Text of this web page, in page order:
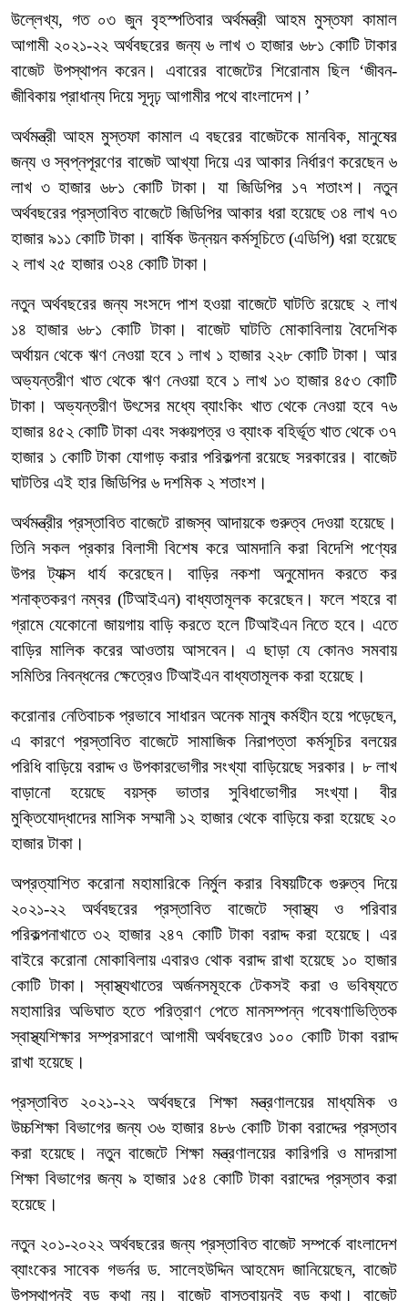
উল্লেখ্য, গত ০৩ জুন বৃহস্পতিবার অর্থমন্ত্রী আহম মুস্তফা কামাল
আগামী ২০২১-২২ অর্থবছরের জন্য ৬ লাখ ৩ হাজার ৬৮১ কোটি টাকার
বাজেট উপস্থাপন করেন। এবারের বাজেটের শিরোনাম ছিল ‘জীবন-
জীবিকায় প্রাধান্য দিয়ে সূদৃঢ় আগামীর পথে বাংলাদেশ।’
অর্থমন্ত্রী আহম মুস্তফা কামাল এ বছরের বাজেটকে মানবিক, মানুষের
জন্য ও স্বপ্নপূরণের বাজেট আখ্যা দিয়ে এর আকার নির্ধারণ করেছেন ৬
লাখ ৩ হাজার ৬৮১ কোটি টাকা। যা জিডিপির ১৭ শতাংশ। নতুন
অর্থবছরের প্রস্তাবিত বাজেটে জিডিপির আকার ধরা হয়েছে ৩৪ লাখ ৭৩
হাজার ৯১১ কোটি টাকা। বার্ষিক উন্নয়ন কর্মসূচিতে (এডিপি) ধরা হয়েছে
২ লাখ ২৫ হাজার ৩২৪ কোটি টাকা।
নতুন অর্থবছরের জন্য সংসদে পাশ হওয়া বাজেটে ঘাটতি রয়েছে ২ লাখ
১৪ হাজার ৬৮১ কোটি টাকা। বাজেট ঘাটতি মোকাবিলায় বৈদেশিক
অর্থায়ন থেকে ঋণ নেওয়া হবে ১ লাখ ১ হাজার ২২৮ কোটি টাকা। আর
অভ্যন্তরীণ খাত থেকে ঋণ নেওয়া হবে ১ লাখ ১৩ হাজার ৪৫৩ কোটি
টাকা। অভ্যন্তরীণ উৎসের মধ্যে ব্যাংকিং খাত থেকে নেওয়া হবে ৭৬
হাজার ৪৫২ কোটি টাকা এবং সঞ্চয়পত্র ও ব্যাংক বহির্ভূত খাত থেকে ৩৭
হাজার ১ কোটি টাকা যোগাড় করার পরিকল্পনা রয়েছে সরকারের। বাজেট
ঘাটতির এই হার জিডিপির ৬ দশমিক ২ শতাংশ।
অর্থমন্ত্রীর প্রস্তাবিত বাজেটে রাজস্ব আদায়কে গুরুত্ব দেওয়া হয়েছে।
তিনি সকল প্রকার বিলাসী বিশেষ করে আমদানি করা বিদেশি পণ্যের
উপর ট্যাক্স ধার্য করেছেন। বাড়ির নকশা অনুমোদন করতে কর
শনাক্তকরণ নম্বর (টিআইএন) বাধ্যতামূলক করেছেন। ফলে শহরে বা
গ্রামে যেকোনো জায়গায় বাড়ি করতে হলে টিআইএন নিতে হবে। এতে
বাড়ির মালিক করের আওতায় আসবেন। এ ছাড়া যে কোনও সমবায়
সমিতির নিবন্ধনের ক্ষেত্রেও টিআইএন বাধ্যতামূলক করা হয়েছে।
করোনার নেতিবাচক প্রভাবে সাধারন অনেক মানুষ কর্মহীন হয়ে পড়েছেন,
এ কারণে প্রস্তাবিত বাজেটে সামাজিক নিরাপত্তা কর্মসূচির বলয়ের
পরিধি বাড়িয়ে বরাদ্দ ও উপকারভোগীর সংখ্যা বাড়িয়েছে সরকার। ৮ লাখ
বাড়ানো হয়েছে বয়স্ক ভাতার সুবিধাভোগীর সংখ্যা। বীর
মুক্তিযোদ্ধাদের মাসিক সম্মানী ১২ হাজার থেকে বাড়িয়ে করা হয়েছে ২০
হাজার টাকা।
অপ্রত্যাশিত করোনা মহামারিকে নির্মুল করার বিষয়টিকে গুরুত্ব দিয়ে
২০২১-২২ অর্থবছরের প্রস্তাবিত বাজেটে স্বাস্থ্য ও পরিবার
পরিকল্পনাখাতে ৩২ হাজার ২৪৭ কোটি টাকা বরাদ্দ করা হয়েছে। এর
বাইরে করোনা মোকাবিলায় এবারও থোক বরাদ্দ রাখা হয়েছে ১০ হাজার
কোটি টাকা। স্বাস্থ্যখাতের অর্জনসমূহকে টেকসই করা ও ভবিষ্যতে
মহামারির অভিঘাত হতে পরিত্রাণ পেতে মানসম্পন্ন গবেষণাভিত্তিক
স্বাস্থ্যশিক্ষার সম্প্রসারণে আগামী অর্থবছরেও ১০০ কোটি টাকা বরাদ্দ
রাখা হয়েছে।
প্রস্তাবিত ২০২১-২২ অর্থবছরে শিক্ষা মন্ত্রণালয়ের মাধ্যমিক ও
উচ্চশিক্ষা বিভাগের জন্য ৩৬ হাজার ৪৮৬ কোটি টাকা বরাদ্দের প্রস্তাব
করা হয়েছে। নতুন বাজেটে শিক্ষা মন্ত্রণালয়ের কারিগরি ও মাদরাসা
শিক্ষা বিভাগের জন্য ৯ হাজার ১৫৪ কোটি টাকা বরাদ্দের প্রস্তাব করা
হয়েছে।
নতুন ২০১-২০২২ অর্থবছরের জন্য প্রস্তাবিত বাজেট সম্পর্কে বাংলাদেশ
ব্যাংকের সাবেক গভর্নর ড. সালেহউদ্দিন আহমেদ জানিয়েছেন, বাজেট
উপস্থাপনই বড় কথা নয়। বাজেট বাস্তবায়নই বড় কথা। বাজেট